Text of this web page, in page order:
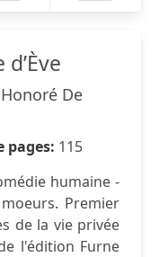
Honoré De
pages: 115
humaine -
Premier
de la vie privée
l'édition Furne